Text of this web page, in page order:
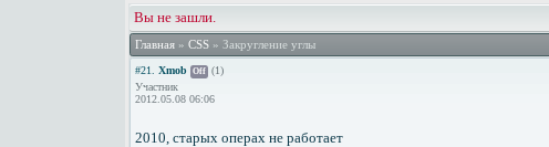
Вы не зашли.
Главная » CSS » Закругление углы
#21. Xmob Off (1)
Участник
2012.05.08 06:06
2010, старых операх не работает